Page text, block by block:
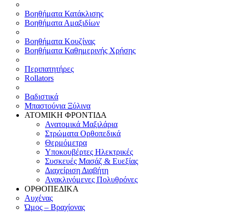
Βοηθήματα Κατάκλισης
Βοηθήματα Αμαξιδίων
Βοηθήματα Κουζίνας
Βοηθήματα Καθημερινής Χρήσης
Περιπατητήρες
Rollators
Βαδιστικά
Μπαστούνια Ξύλινα
ΑΤΟΜΙΚΗ ΦΡΟΝΤΙΔΑ
Ανατομικά Μαξιλάρια
Στρώματα Ορθοπεδικά
Θερμόμετρα
Υποκουβέρτες Ηλεκτρικές
Συσκευές Μασάζ & Ευεξίας
Διαχείριση Διαβήτη
Ανακλινόμενες Πολυθρόνες
ΟΡΘΟΠΕΔΙΚΑ
Αυχένας
Ώμος – Βραχίονας